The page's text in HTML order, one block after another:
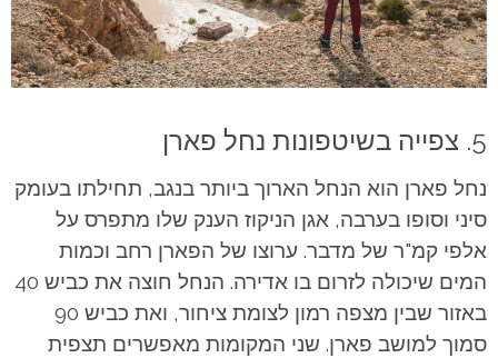
5. צפייה בשיטפונות נחל פארן
נחל פארן הוא הנחל הארוך ביותר בנגב, תחילתו בעומק
סיני וסופו בערבה, אגן הניקוז הענק שלו מתפרס על
אלפי קמ"ר של מדבר. ערוצו של הפארן רחב וכמות
המים שיכולה לזרום בו אדירה. הנחל חוצה את כביש 40
באזור שבין מצפה רמון לצומת ציחור, ואת כביש 90
סמוך למושב פארן. שני המקומות מאפשרים תצפית